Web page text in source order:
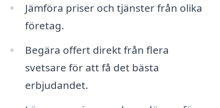
Jämföra priser och tjänster från olika
företag.
Begära offert direkt från flera
svetsare för att få det bästa
erbjudandet.